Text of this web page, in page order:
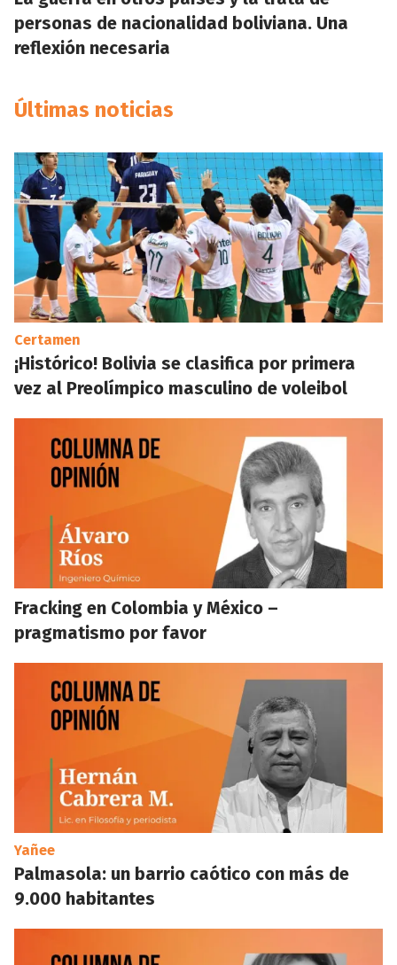
personas de nacionalidad boliviana. Una
reflexión necesaria
Últimas noticias
Certamen
¡Histórico! Bolivia se clasifica por primera
vez al Preolímpico masculino de voleibol
Fracking en Colombia y México –
pragmatismo por favor
Yañee
Palmasola: un barrio caótico con más de
9.000 habitantes